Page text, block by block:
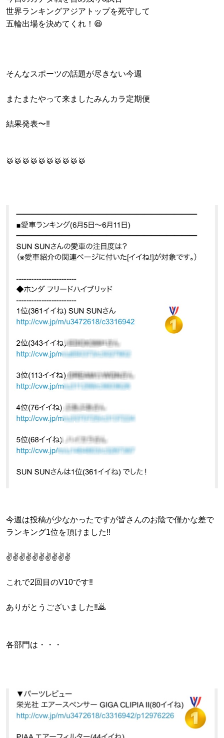
世界ランキングアジアトップを死守して
五輪出場を決めてくれ！😆
そんなスポーツの話題が尽きない今週
またまたやって来ましたみんカラ定期便
結果発表〜‼️
🥁🥁🥁🥁🥁🥁🥁🥁🥁🥁
今週は投稿が少なかったですが皆さんのお陰で僅かな差で
ランキング1位を頂けました‼️
✌️✌️✌️✌️✌️✌️✌️✌️✌️✌️
これで2回目のV10です‼️
ありがとうございました‼️🙇
各部門は・・・